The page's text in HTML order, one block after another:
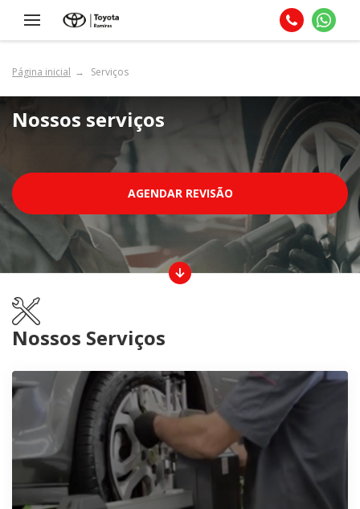
Página inicial Serviços
Nossos serviços
AGENDAR REVISÃO
Nossos Serviços